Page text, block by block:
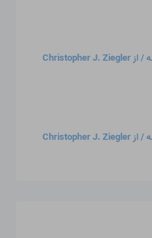
/ از Christopher J. Ziegler
/ ازChristopher J. Ziegler